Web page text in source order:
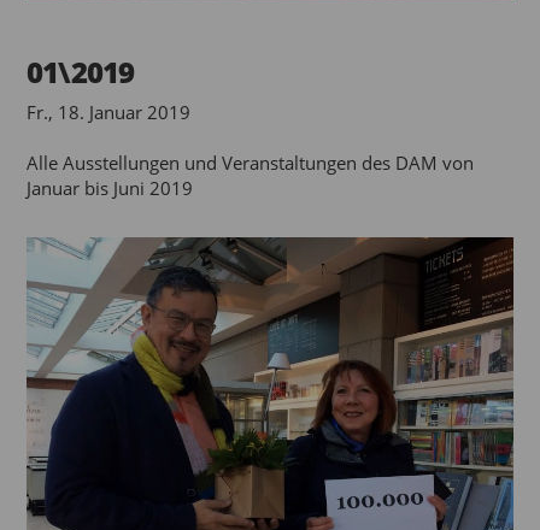
01\2019
Fr., 18. Januar 2019
Alle Ausstellungen und Veranstaltungen des DAM von
Januar bis Juni 2019